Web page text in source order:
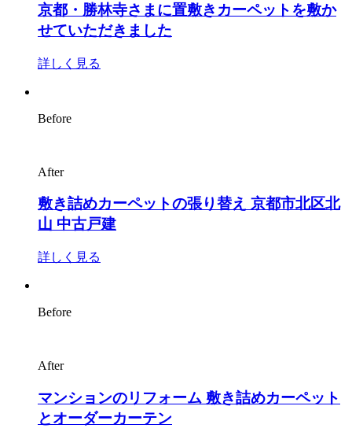
京都・勝林寺さまに置敷きカーペットを敷か
せていただきました
詳しく見る
Before
After
敷き詰めカーペットの張り替え 京都市北区北
山 中古戸建
詳しく見る
Before
After
マンションのリフォーム 敷き詰めカーペット
とオーダーカーテン